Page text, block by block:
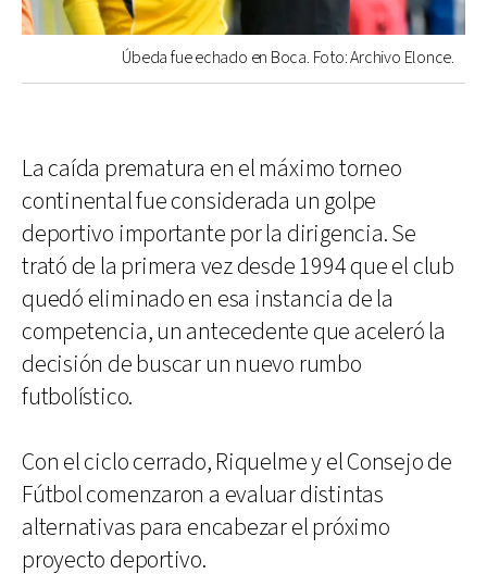
Úbeda fue echado en Boca. Foto: Archivo Elonce.
La caída prematura en el máximo torneo
continental fue considerada un golpe
deportivo importante por la dirigencia. Se
trató de la primera vez desde 1994 que el club
quedó eliminado en esa instancia de la
competencia, un antecedente que aceleró la
decisión de buscar un nuevo rumbo
futbolístico.
Con el ciclo cerrado, Riquelme y el Consejo de
Fútbol comenzaron a evaluar distintas
alternativas para encabezar el próximo
proyecto deportivo.